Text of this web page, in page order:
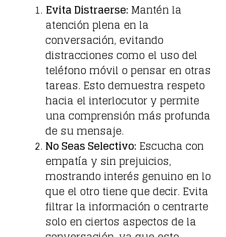
Evita Distraerse: Mantén la
atención plena en la
conversación, evitando
distracciones como el uso del
teléfono móvil o pensar en otras
tareas. Esto demuestra respeto
hacia el interlocutor y permite
una comprensión más profunda
de su mensaje.
No Seas Selectivo: Escucha con
empatía y sin prejuicios,
mostrando interés genuino en lo
que el otro tiene que decir. Evita
filtrar la información o centrarte
solo en ciertos aspectos de la